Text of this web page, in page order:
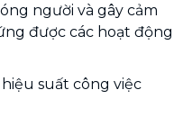
người và gây cảm
được các hoạt động
suất công việc